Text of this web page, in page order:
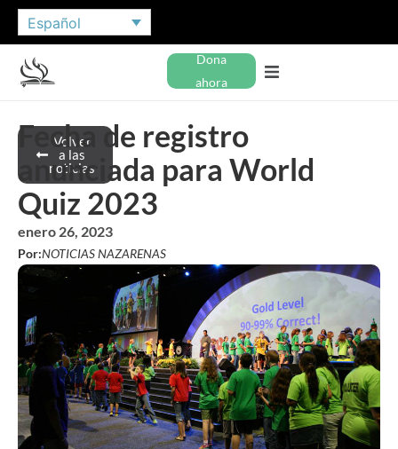
Español
Dona
ahora
Volver
a las
noticias
Fecha de registro
anunciada para World
Quiz 2023
enero 26, 2023
Por:NOTICIAS NAZARENAS